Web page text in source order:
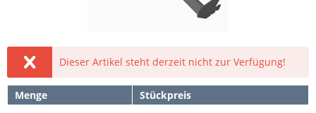
Dieser Artikel steht derzeit nicht zur Verfügung!
Menge
Stückpreis